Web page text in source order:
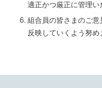
適正かつ厳正に管理い
組合員の皆さまのご
反映していくよう努め